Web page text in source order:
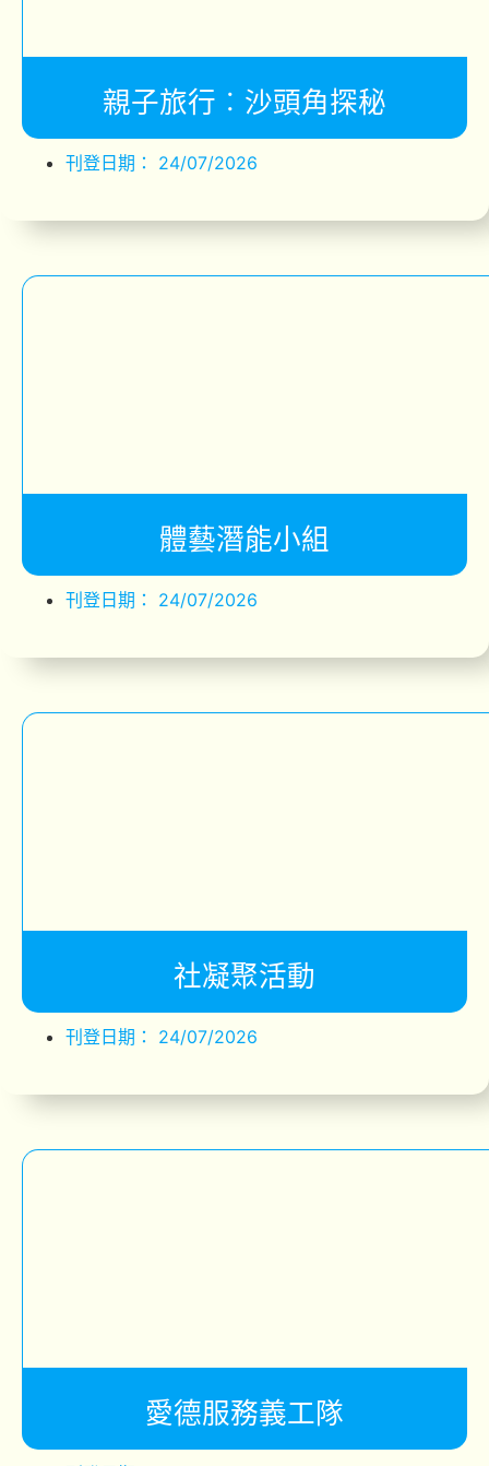
親子旅行︰沙頭角探秘
刊登日期： 24/07/2026
體藝潛能小組
刊登日期： 24/07/2026
社凝聚活動
刊登日期： 24/07/2026
愛德服務義工隊